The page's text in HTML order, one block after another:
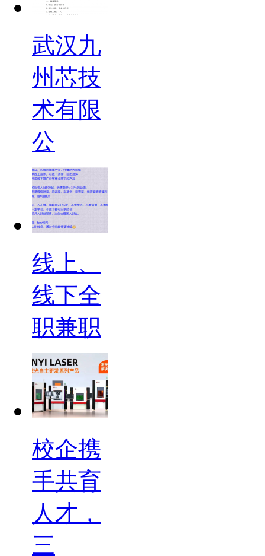
武汉九
州芯技
术有限
公
线上、
线下全
职兼职
校企携
手共育
人才，
三